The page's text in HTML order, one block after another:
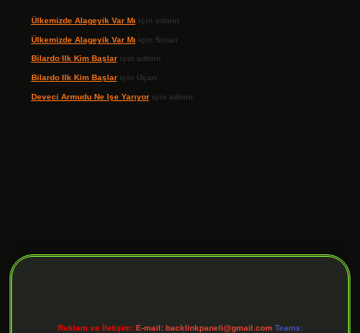
Ülkemizde Alageyik Var Mı için admin
Ülkemizde Alageyik Var Mı için Sinan
Bilardo Ilk Kim Başlariçin admin
Bilardo Ilk Kim Başlariçin Uçan
Deveci Armudu Ne Işe Yarıyoriçin admin
Reklam ve İletişim: E-mail: backlinkpaneli@gmail.com Teams: